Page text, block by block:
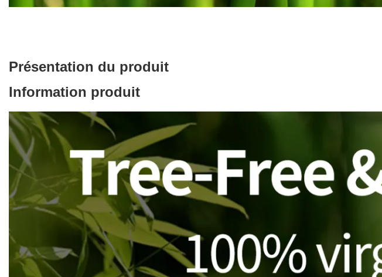
Présentation du produit
Information produit